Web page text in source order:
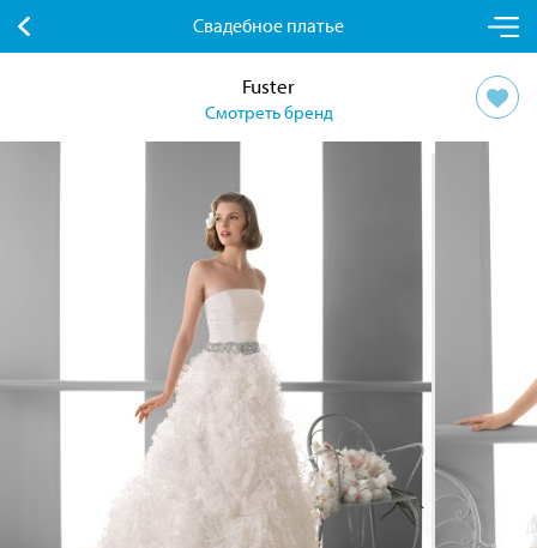
Свадебное платье
Fuster
Смотреть бренд